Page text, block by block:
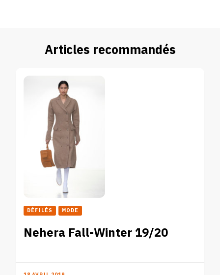
Articles recommandés
DÉFILÉS MODE
Nehera Fall-Winter 19/20